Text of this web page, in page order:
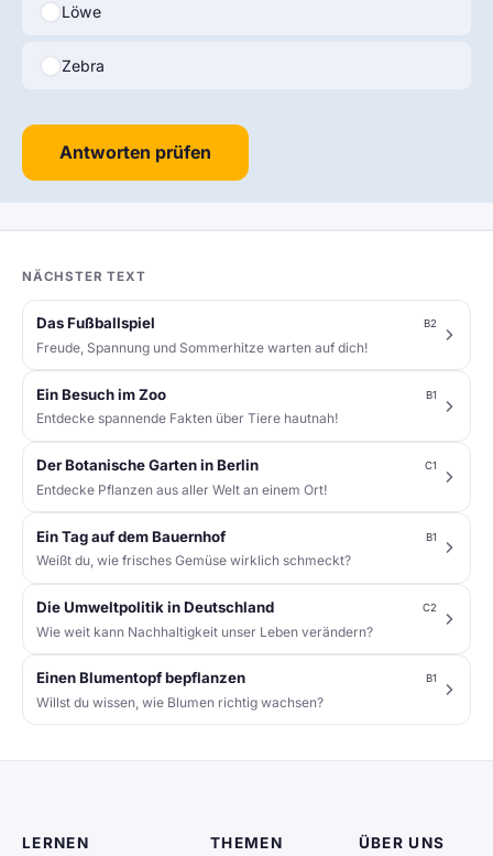
Löwe
Zebra
Antworten prüfen
NÄCHSTER TEXT
Das Fußballspiel B2
Freude, Spannung und Sommerhitze warten auf dich!
Ein Besuch im Zoo B1
Entdecke spannende Fakten über Tiere hautnah!
Der Botanische Garten in Berlin C1
Entdecke Pflanzen aus aller Welt an einem Ort!
Ein Tag auf dem Bauernhof B1
Weißt du, wie frisches Gemüse wirklich schmeckt?
Die Umweltpolitik in Deutschland C2
Wie weit kann Nachhaltigkeit unser Leben verändern?
Einen Blumentopf bepflanzen B1
Willst du wissen, wie Blumen richtig wachsen?
LERNEN THEMEN ÜBER UNS